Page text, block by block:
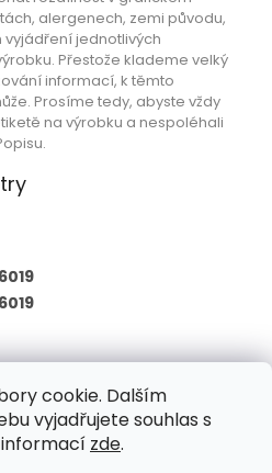
cookie. Dalším
vyjadřujete souhlas s
informací zde.
alergenech, zemi původu,
jednotlivých
Přestože klademe velký
informací, k těmto
Prosíme tedy, abyste vždy
na výrobku a nespoléhali
Kosmetika Provita